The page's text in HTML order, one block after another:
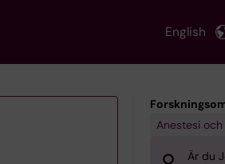
English
Anestesi
Är du